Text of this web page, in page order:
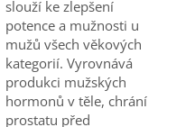
slouží ke zlepšení
potence a mužnosti u
mužů všech věkových
kategorií. Vyrovnává
produkci mužských
hormonů v těle, chrání
prostatu před